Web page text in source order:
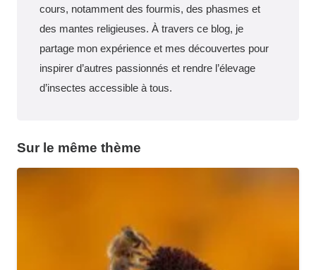
cours, notamment des fourmis, des phasmes et
des mantes religieuses. À travers ce blog, je
partage mon expérience et mes découvertes pour
inspirer d’autres passionnés et rendre l’élevage
d’insectes accessible à tous.
Sur le même thème